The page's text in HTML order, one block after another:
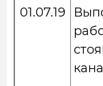
01.07.19